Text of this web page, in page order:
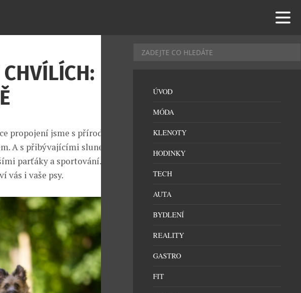
propojení jsme s přírodou a
A s přibývajícími slunečními
parťáky a sportování. Máme
vás i vaše psy.
ÚVOD
MÓDA
KLENOTY
HODINKY
TECH
AUTA
BYDLENÍ
REALITY
GASTRO
FIT